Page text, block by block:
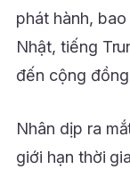
phát hành,
Nhật, tiếng
đến cộng
Nhân dịp ra
giới hạn thời